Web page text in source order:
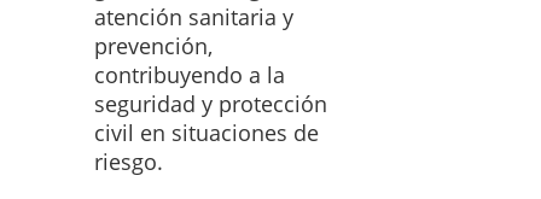
atención sanitaria y
prevención,
contribuyendo a la
seguridad y protección
civil en situaciones de
riesgo.